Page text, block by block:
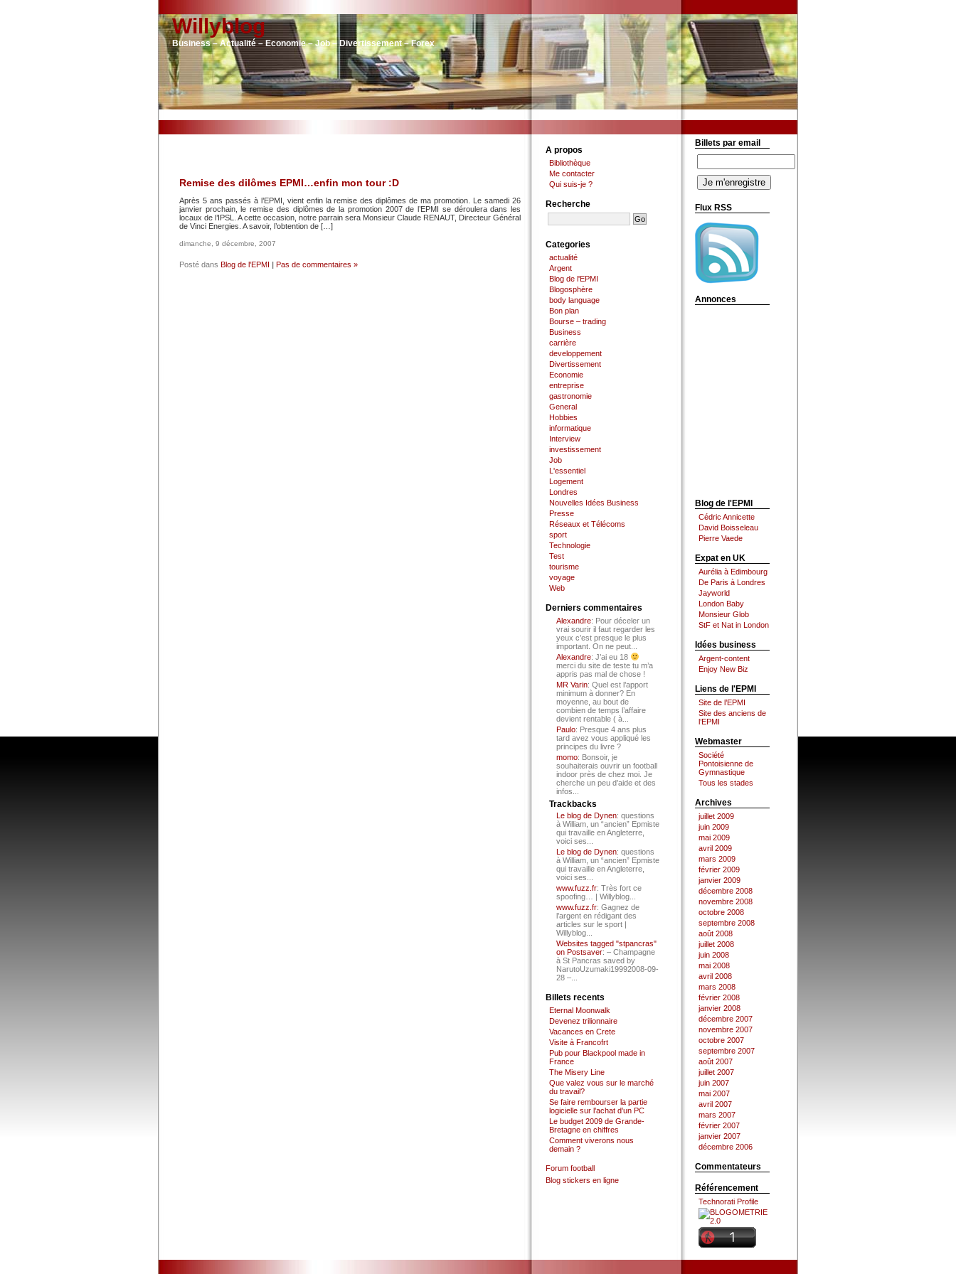
Willyblog
Business – Actualité – Economie – Job – Divertissement – Forex
Remise des dilômes EPMI…enfin mon tour :D
Après 5 ans passés à l’EPMI, vient enfin la remise des diplômes de ma promotion. Le samedi 26
janvier prochain, le remise des diplômes de la promotion 2007 de l’EPMI se déroulera dans les
locaux de l’IPSL. A cette occasion, notre parrain sera Monsieur Claude RENAUT, Directeur Général
de Vinci Energies. A savoir, l’obtention de […]
dimanche, 9 décembre, 2007
Posté dans Blog de l'EPMI | Pas de commentaires »
A propos
Bibliothèque
Me contacter
Qui suis-je ?
Recherche
Categories
actualité
Argent
Blog de l'EPMI
Blogosphère
body language
Bon plan
Bourse – trading
Business
carrière
developpement
Divertissement
Economie
entreprise
gastronomie
General
Hobbies
informatique
Interview
investissement
Job
L'essentiel
Logement
Londres
Nouvelles Idées Business
Presse
Réseaux et Télécoms
sport
Technologie
Test
tourisme
voyage
Web
Derniers commentaires
Alexandre: Pour déceler un
vrai sourir il faut regarder les
yeux c’est presque le plus
important. On ne peut...
Alexandre: J’ai eu 18
merci du site de teste tu m’a
appris pas mal de chose !
MR Varin: Quel est l’apport
minimum à donner? En
moyenne, au bout de
combien de temps l’affaire
devient rentable ( à...
Paulo: Presque 4 ans plus
tard avez vous appliqué les
principes du livre ?
momo: Bonsoir, je
souhaiterais ouvrir un football
indoor près de chez moi. Je
cherche un peu d’aide et des
infos...
Trackbacks
Le blog de Dynen: questions
à William, un “ancien” Epmiste
qui travaille en Angleterre,
voici ses...
Le blog de Dynen: questions
à William, un “ancien” Epmiste
qui travaille en Angleterre,
voici ses...
www.fuzz.fr: Très fort ce
spoofing… | Willyblog...
www.fuzz.fr: Gagnez de
l’argent en rédigant des
articles sur le sport |
Willyblog...
Websites tagged "stpancras"
on Postsaver: – Champagne
à St Pancras saved by
NarutoUzumaki19992008-09-
28 –...
Billets recents
Eternal Moonwalk
Devenez trilionnaire
Vacances en Crete
Visite à Francofrt
Pub pour Blackpool made in
France
The Misery Line
Que valez vous sur le marché
du travail?
Se faire rembourser la partie
logicielle sur l’achat d’un PC
Le budget 2009 de Grande-
Bretagne en chiffres
Comment viverons nous
demain ?
Forum football
Blog stickers en ligne
Billets par email
Flux RSS
Annonces
Blog de l'EPMI
Cédric Annicette
David Boisseleau
Pierre Vaede
Expat en UK
Aurélia à Edimbourg
De Paris à Londres
Jayworld
London Baby
Monsieur Glob
StF et Nat in London
Idées business
Argent-content
Enjoy New Biz
Liens de l'EPMI
Site de l’EPMI
Site des anciens de
l’EPMI
Webmaster
Société
Pontoisienne de
Gymnastique
Tous les stades
Archives
juillet 2009
juin 2009
mai 2009
avril 2009
mars 2009
février 2009
janvier 2009
décembre 2008
novembre 2008
octobre 2008
septembre 2008
août 2008
juillet 2008
juin 2008
mai 2008
avril 2008
mars 2008
février 2008
janvier 2008
décembre 2007
novembre 2007
octobre 2007
septembre 2007
août 2007
juillet 2007
juin 2007
mai 2007
avril 2007
mars 2007
février 2007
janvier 2007
décembre 2006
Commentateurs
Référencement
Technorati Profile